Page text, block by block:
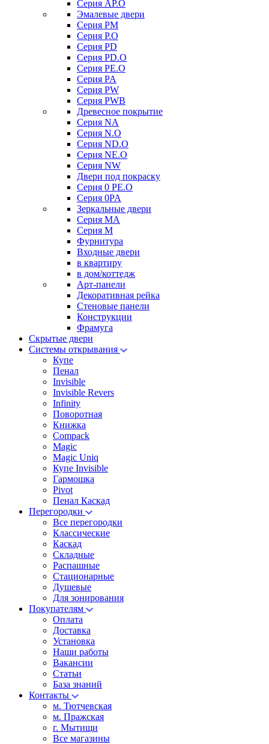
Серия AP.O
Эмалевые двери
Серия PM
Серия P.O
Серия PD
Серия PD.O
Серия PE.O
Серия PA
Серия PW
Серия PWB
Древесное покрытие
Серия NA
Серия N.O
Серия ND.O
Серия NE.O
Серия NW
Двери под покраску
Серия 0 PE.O
Серия 0PA
Зеркальные двери
Серия MA
Серия M
Фурнитура
Входные двери
в квартиру
в дом/коттедж
Арт-панели
Декоративная рейка
Стеновые панели
Конструкции
Фрамуга
Скрытые двери
Системы открывания
Купе
Пенал
Invisible
Invisible Revers
Infinity
Поворотная
Книжка
Compack
Magic
Magic Uniq
Купе Invisible
Гармошка
Pivot
Пенал Каскад
Перегородки
Все перегородки
Классические
Каскад
Складные
Распашные
Стационарные
Душевые
Для зонирования
Покупателям
Оплата
Доставка
Установка
Наши работы
Вакансии
Статьи
База знаний
Контакты
м. Тютчевская
м. Пражская
г. Мытищи
Все магазины